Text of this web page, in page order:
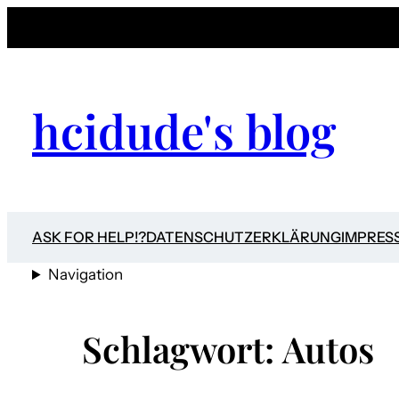
hcidude's blog
ASK FOR HELP!?DATENSCHUTZERKLÄRUNG
Navigation
Schlagwort: Autos